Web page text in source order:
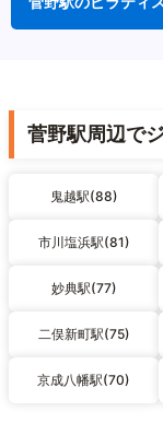
菅野駅周辺で
鬼越駅(88)
市川塩浜駅(81)
妙典駅(77)
二俣新町駅(75)
京成八幡駅(70)